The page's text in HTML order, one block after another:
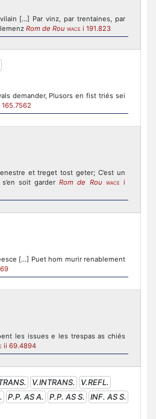
[...] Par vinz, par trentaines, par
Rom de Rou WACE i 191.823
demander, Plusors en fist triés sei
165.7562
et treget tost geter; C’est un
soit garderRom de Rou WACE
i
[...] Puet hom murir renablement
les issues e les trespas as chiés
ii 69.4894
V.INTRANS.
V.REFL.
P.P. AS A. P.P. AS S.
INF. AS S.